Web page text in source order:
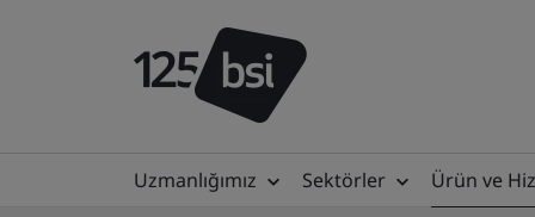
Uzmanlığımız Sektörler
Ürün ve